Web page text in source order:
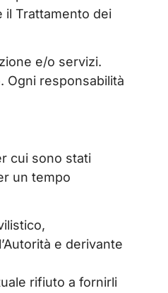
il Trattamento dei
e/o servizi.
Ogni responsabilità
cui sono stati
un tempo
e derivante
rifiuto a fornirli